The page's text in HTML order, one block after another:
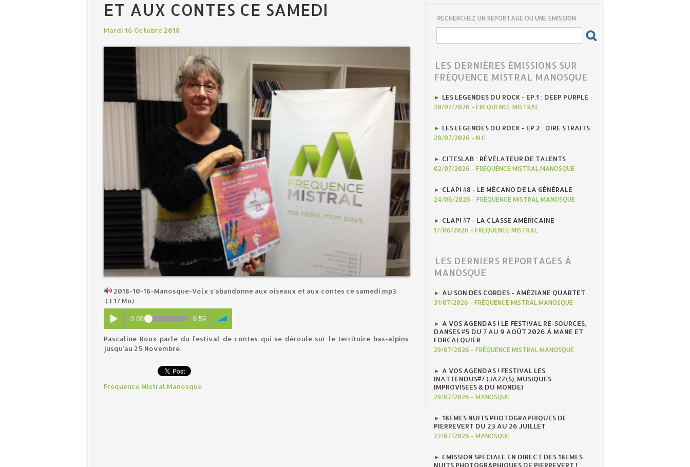
ET AUX CONTES CE SAMEDI
Mardi 16 Octobre 2018
2018-10-16-Manosque-Volx s’abandonne aux oiseaux et aux contes ce samedi.mp3
(3.17 Mo)
0:00 6:59
Pascaline Roux parle du festival de contes qui se déroule sur le territoire bas-alpins
jusqu'au 25 Novembre.
Fréquence Mistral Manosque
RECHERCHEZ UN REPORTAGE OU UNE ÉMISSION
LES DERNIÈRES ÉMISSIONS SUR
FRÉQUENCE MISTRAL MANOSQUE
LES LÉGENDES DU ROCK - EP.1 : DEEP PURPLE
20/07/2026 - FRÉQUENCE MISTRAL
LES LÉGENDES DU ROCK - EP.2 : DIRE STRAITS
20/07/2026 - N C
CITESLAB : RÉVÉLATEUR DE TALENTS
02/07/2026 - FRÉQUENCE MISTRAL MANOSQUE
CLAP! #8 - LE MÉCANO DE LA GÉNÉRALE
24/06/2026 - FRÉQUENCE MISTRAL MANOSQUE
CLAP! #7 - LA CLASSE AMÉRICAINE
17/06/2026 - FRÉQUENCE MISTRAL
LES DERNIERS REPORTAGES À
MANOSQUE
AU SON DES CORDES - AMÉZIANE QUARTET
31/07/2026 - FRÉQUENCE MISTRAL MANOSQUE
A VOS AGENDAS ! LE FESTIVAL RE-SOURCES,
DANSES #5 DU 7 AU 9 AOÛT 2026 À MANE ET
FORCALQUIER
29/07/2026 - FRÉQUENCE MISTRAL MANOSQUE
A VOS AGENDAS ! FESTIVAL LES
INATTENDUS#7 (JAZZ(S), MUSIQUES
IMPROVISÉES & DU MONDE)
29/07/2026 - MANOSQUE
18EMES NUITS PHOTOGRAPHIQUES DE
PIERREVERT DU 23 AU 26 JUILLET
22/07/2026 - MANOSQUE
EMISSION SPÉCIALE EN DIRECT DES 18EMES
NUITS PHOTOGRAPHIQUES DE PIERREVERT !